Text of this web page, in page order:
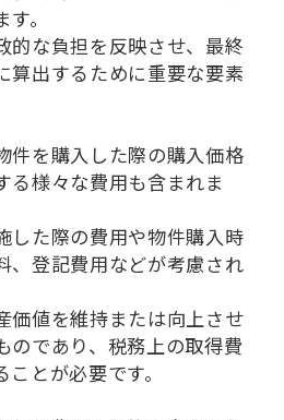
。
的な負担を反映させ、最終
算出するために重要な要素
件を購入した際の購入価格
る様々な費用も含まれま
した際の費用や物件購入時
、登記費用などが考慮され
価値を維持または向上させ
のであり、税務上の取得費
とが必要です。